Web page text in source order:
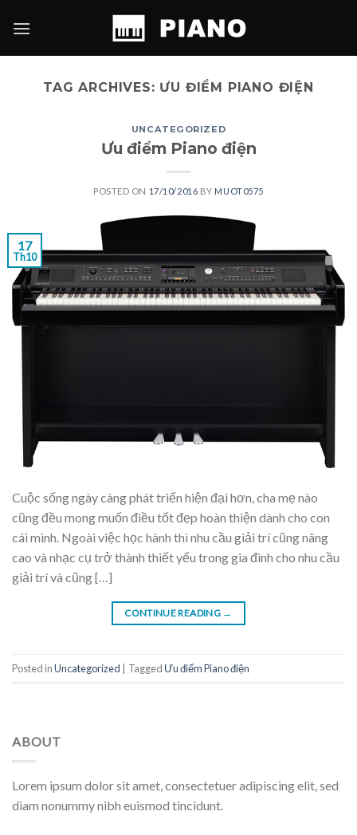
TAG ARCHIVES: ƯU ĐIỂM PIANO ĐIỆN
UNCATEGORIZED
Ưu điểm Piano điện
POSTED ON 17/10/2016 BY MUOT0575
17
Th10
Cuộc sống ngày càng phát triển hiện đại hơn, cha mẹ nào
cũng đều mong muốn điều tốt đẹp hoàn thiện dành cho con
cái mình. Ngoài việc học hành thì nhu cầu giải trí cũng nâng
cao và nhạc cụ trở thành thiết yếu trong gia đình cho nhu cầu
giải trí và cũng […]
CONTINUE READING →
Posted inUncategorized Tagged Ưu điểm Piano điện
ABOUT
Lorem ipsum dolor sit amet, consectetuer adipiscing elit, sed
diam nonummy nibh euismod tincidunt.